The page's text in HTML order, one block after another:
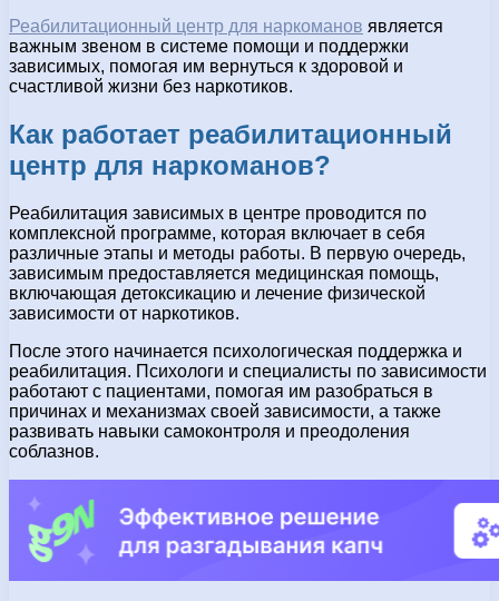
Реабилитационный центр для наркоманов является
важным звеном в системе помощи и поддержки
зависимых, помогая им вернуться к здоровой и
счастливой жизни без наркотиков.
Как работает реабилитационный
центр для наркоманов?
Реабилитация зависимых в центре проводится по
комплексной программе, которая включает в себя
различные этапы и методы работы. В первую очередь,
зависимым предоставляется медицинская помощь,
включающая детоксикацию и лечение физической
зависимости от наркотиков.
После этого начинается психологическая поддержка и
реабилитация. Психологи и специалисты по зависимости
работают с пациентами, помогая им разобраться в
причинах и механизмах своей зависимости, а также
развивать навыки самоконтроля и преодоления
соблазнов.